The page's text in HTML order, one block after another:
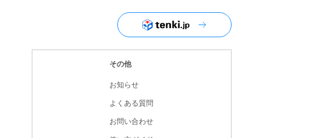
ユーザーナビゲーション
その他
お知らせ
よくある質問
お問い合わせ